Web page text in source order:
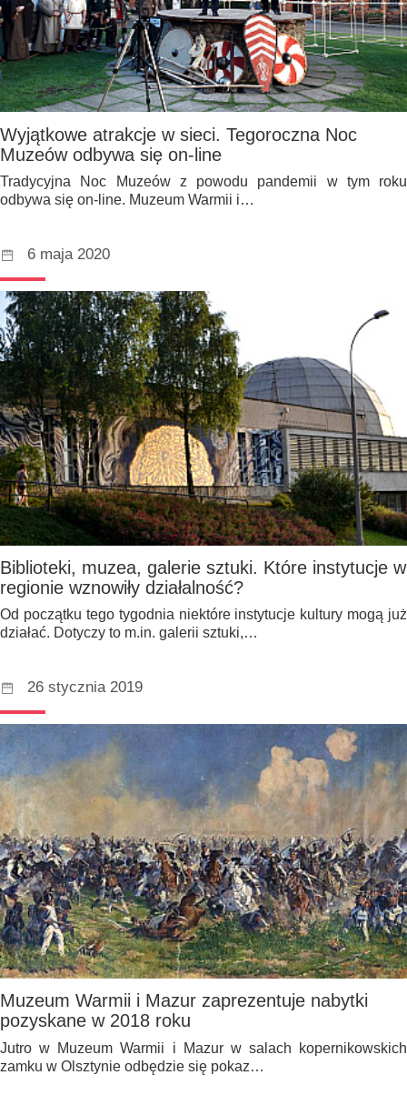
Wyjątkowe atrakcje w sieci. Tegoroczna Noc
Muzeów odbywa się on-line
Tradycyjna Noc Muzeów z powodu pandemii w tym roku
odbywa się on-line. Muzeum Warmii i…
6 maja 2020
Biblioteki, muzea, galerie sztuki. Które instytucje w
regionie wznowiły działalność?
Od początku tego tygodnia niektóre instytucje kultury mogą już
działać. Dotyczy to m.in. galerii sztuki,…
26 stycznia 2019
Muzeum Warmii i Mazur zaprezentuje nabytki
pozyskane w 2018 roku
Jutro w Muzeum Warmii i Mazur w salach kopernikowskich
zamku w Olsztynie odbędzie się pokaz…